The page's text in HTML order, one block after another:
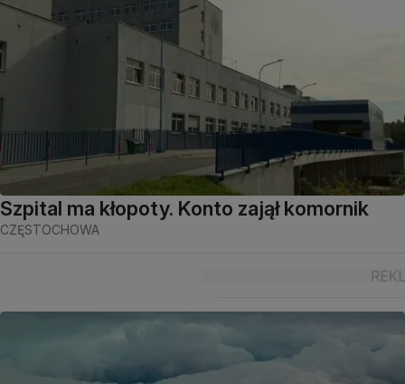
Szpital ma kłopoty. Konto zajął komornik
CZĘSTOCHOWA